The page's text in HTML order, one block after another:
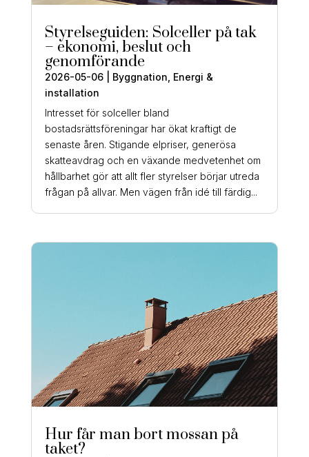
Styrelseguiden: Solceller på tak
– ekonomi, beslut och
genomförande
2026-05-06| Byggnation Energi &
installation
Intresset för solceller bland
bostadsrättsföreningar har ökat kraftigt de
senaste åren. Stigande elpriser, generösa
skatteavdrag och en växande medvetenhet om
hållbarhet gör att allt fler styrelser börjar utreda
frågan på allvar. Men vägen från idé till färdig...
Hur får man bort mossan på
taket?